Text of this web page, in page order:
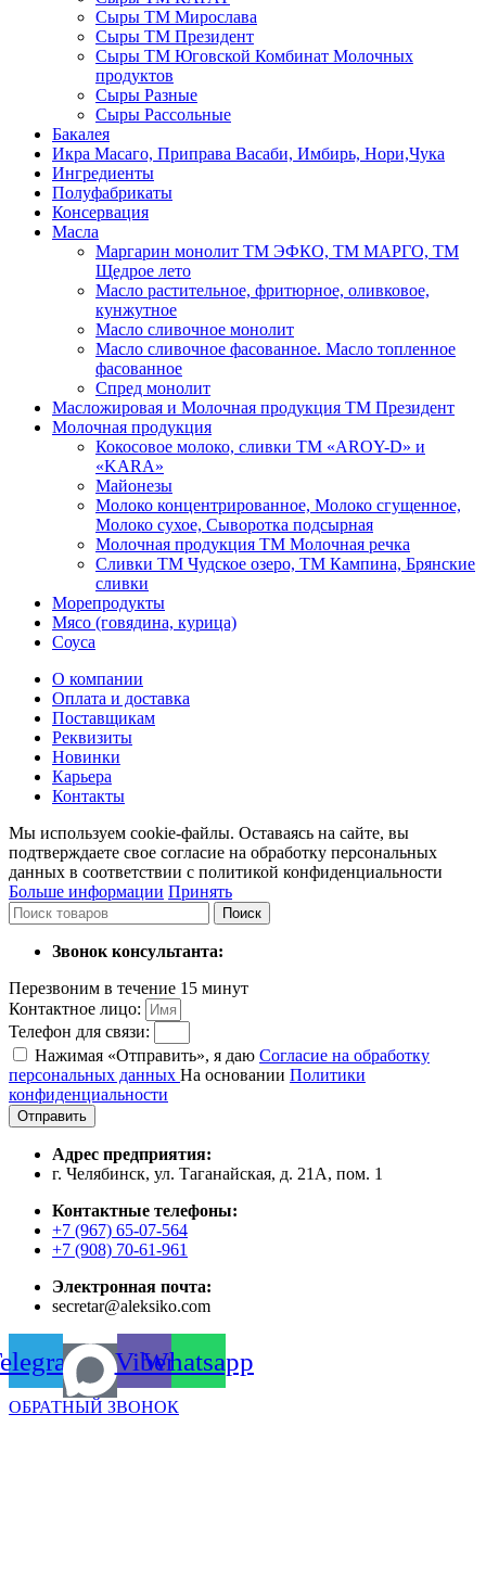
Сыры ТМ Мирослава
Сыры ТМ Президент
Сыры ТМ Юговской Комбинат Молочных
продуктов
Сыры Разные
Сыры Рассольные
Бакалея
Икра Масаго, Приправа Васаби, Имбирь, Нори,Чука
Ингредиенты
Полуфабрикаты
Консервация
Масла
Маргарин монолит ТМ ЭФКО, ТМ МАРГО, ТМ
Щедрое лето
Масло растительное, фритюрное, оливковое,
кунжутное
Масло сливочное монолит
Масло сливочное фасованное. Масло топленное
фасованное
Спред монолит
Масложировая и Молочная продукция ТМ Президент
Молочная продукция
Кокосовое молоко, сливки ТМ «AROY-D» и
«KARA»
Майонезы
Молоко концентрированное, Молоко сгущенное,
Молоко сухое, Сыворотка подсырная
Молочная продукция ТМ Молочная речка
Сливки ТМ Чудское озеро, ТМ Кампина, Брянские
сливки
Морепродукты
Мясо (говядина, курица)
Соуса
О компании
Оплата и доставка
Поставщикам
Реквизиты
Новинки
Карьера
Контакты
Мы используем cookie-файлы. Оставаясь на сайте, вы
подтверждаете свое согласие на обработку персональных
данных в соответствии с политикой конфиденциальности
Больше информации Принять
Поиск
Звонок консультанта:
Перезвоним в течение 15 минут
Контактное лицо:
Телефон для связи:
Нажимая «Отправить», я даю Согласие на обработку
персональных данных На основании Политики
конфиденциальности
Отправить
Адрес предприятия:
г. Челябинск, ул. Таганайская, д. 21А, пом. 1
Контактные телефоны:
+7 (967) 65-07-564
+7 (908) 70-61-961
Электронная почта:
secretar@aleksiko.com
ViberWhatsapp
ОБРАТНЫЙ ЗВОНОК